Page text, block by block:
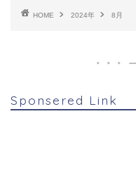
HOME 2024年 8月
Sponsered Link